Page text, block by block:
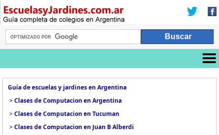
Guía de escuelas y jardines en Argentina
>Clases de Computacion en Argentina
>Clases de Computacion en Tucuman
>Clases de Computacion en Juan B Alberdi